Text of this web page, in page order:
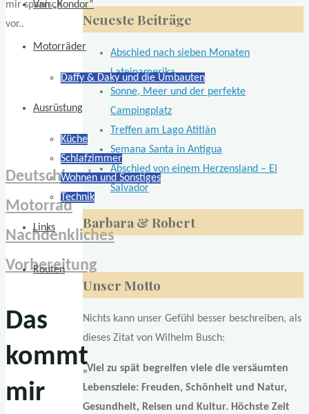
Van „Kondor“
Motorräder
Daffy & Daky und die Umbauten
Ausrüstung
Küche
Schlafzimmer
Wohnen und Sonstiges
Technik
Links
Routen
Deutschland
Motorrad
Nachdenkliches
Vorbereitung
Das
kommt
mir
nach:
Neueste Beiträge
Abschied nach sieben Monaten
Lateinamerika
Sonne, Meer und der perfekte
Campingplatz
Treffen am Lago Atitlán
Semana Santa in Antigua
Abschied von einem Herzensland – El
Salvador
Barbara & Robert
Unser Motto
Nichts kann unser Gefühl besser beschreiben, als
dieses Zitat von Wilhelm Busch:
„Viel zu spät begreifen viele die versäumten
Lebensziele: Freuden, Schönheit und Natur,
Gesundheit, Reisen und Kultur. Höchste Zeit